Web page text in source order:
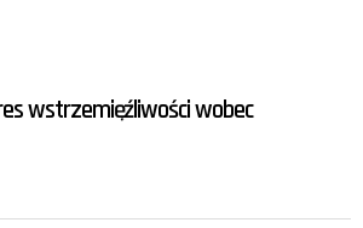
wstrzemięźliwości wobec